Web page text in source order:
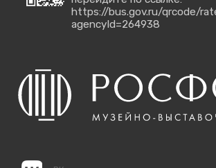
https://bus.gov.ru/qrcode/
agencyId=264938